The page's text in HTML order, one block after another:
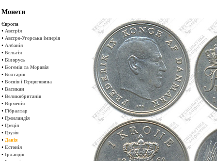
Монети
Європа
• Австрія
• Австро-Угорська імперія
• Албанія
• Бельгія
• Білорусь
• Богемія та Моравія
• Болгарія
• Боснія і Герцоговина
• Ватикан
• Великобританія
• Вірменія
• Гібралтар
• Гренландія
• Греція
• Грузія
• Данія
• Естонія
• Ірландія